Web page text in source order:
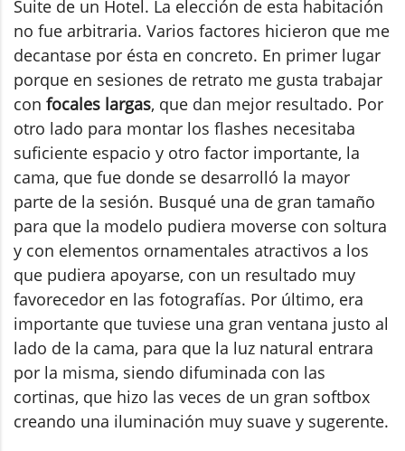
Suite de un Hotel. La elección de esta habitación
no fue arbitraria. Varios factores hicieron que me
decantase por ésta en concreto. En primer lugar
porque en sesiones de retrato me gusta trabajar
con focales largas, que dan mejor resultado. Por
otro lado para montar los flashes necesitaba
suficiente espacio y otro factor importante, la
cama, que fue donde se desarrolló la mayor
parte de la sesión. Busqué una de gran tamaño
para que la modelo pudiera moverse con soltura
y con elementos ornamentales atractivos a los
que pudiera apoyarse, con un resultado muy
favorecedor en las fotografías. Por último, era
importante que tuviese una gran ventana justo al
lado de la cama, para que la luz natural entrara
por la misma, siendo difuminada con las
cortinas, que hizo las veces de un gran softbox
creando una iluminación muy suave y sugerente.